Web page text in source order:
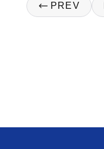
PREV